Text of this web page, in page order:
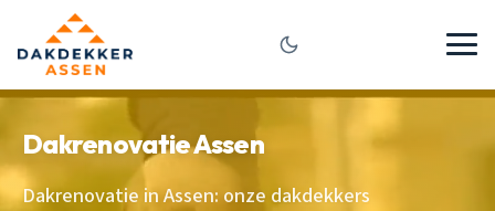
Dakrenovatie Assen
Dakrenovatie in Assen: onze dakdekkers